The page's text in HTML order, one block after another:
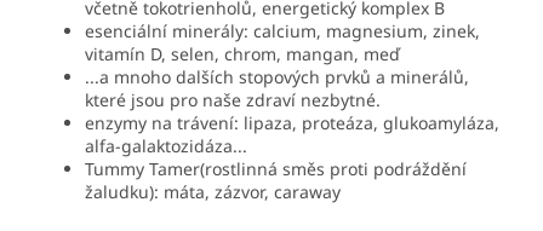
včetně tokotrienholů, energetický komplex B
esenciální minerály: calcium, magnesium, zinek,
vitamín D, selen, chrom, mangan, meď
...a mnoho dalších stopových prvků a minerálů,
které jsou pro naše zdraví nezbytné.
enzymy na trávení: lipaza, proteáza, glukoamyláza,
alfa-galaktozidáza...
Tummy Tamer(rostlinná směs proti podráždění
žaludku): máta, zázvor, caraway